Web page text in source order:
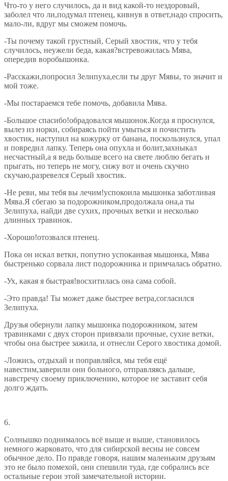
Что-то у него случилось, да и вид какой-то нездоровый,
заболел что ли,подумал птенец, кивнув в ответ,надо спросить,
мало-ли, вдруг мы сможем помочь.
-Ты почему такой грустный, Серый хвостик, что у тебя
случилось, неужели беда, какая?встревожилась Мява,
опередив воробышонка.
-Расскажи,попросил Зелипуха,если ты друг Мявы, то значит и
мой тоже.
-Мы постараемся тебе помочь, добавила Мява.
-Большое спасибо!обрадовался мышонок.Когда я проснулся,
вылез из норки, собираясь пойти умыться и почистить
хвостик, наступил на кожурку от банана, поскользнулся, упал
и повредил лапку. Теперь она опухла и болит,захныкал
несчастный,а я ведь больше всего на свете люблю бегать и
прыгать, но теперь не могу, сижу вот и очень скучно
скучаю,разревелся Серый хвостик.
-Не реви, мы тебя вы лечим!успокоила мышонка заботливая
Мява.Я сбегаю за подорожником,продолжала она,а ты
Зелипуха, найди две сухих, прочных ветки и несколько
длинных травинок.
-Хорошо!отозвался птенец.
Пока он искал ветки, попутно успокаивая мышонка, Мява
быстренько сорвала лист подорожника и примчалась обратно.
-Ух, какая я быстрая!восхитилась она сама собой.
-Это правда! Ты может даже быстрее ветра,согласился
Зелипуха.
Друзья обернули лапку мышонка подорожником, затем
травинками с двух сторон привязали прочные, сухие ветки,
чтобы она быстрее зажила, и отнесли Серого хвостика домой.
-Ложись, отдыхай и поправляйся, мы тебя ещё
навестим,заверили они больного, отправляясь дальше,
навстречу своему приключению, которое не заставит себя
долго ждать.
6.
Солнышко поднималось всё выше и выше, становилось
немного жарковато, что для сибирской весны не совсем
обычное дело. По правде говоря, нашим маленьким друзьям
это не было помехой, они спешили туда, где собрались все
остальные герои этой замечательной истории.